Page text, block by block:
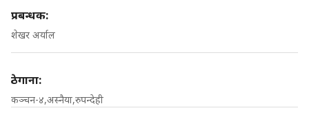
प्रबन्धक:
शेखर अर्याल
ठेगाना:
कञ्चन-४,अस्नैया,रुपन्देही